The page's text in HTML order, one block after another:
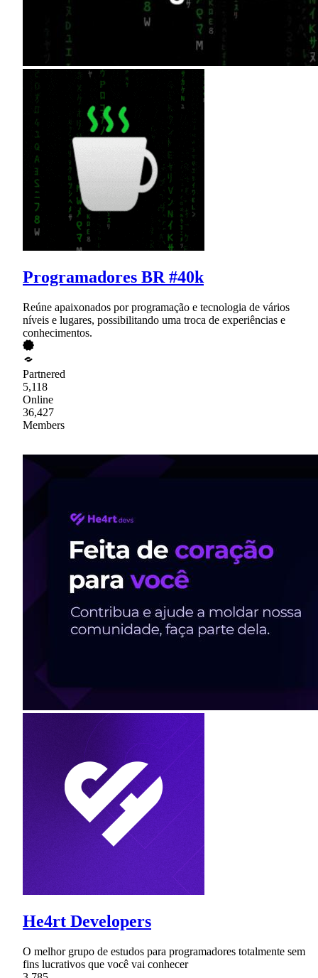
Programadores BR #40k
Reúne apaixonados por programação e tecnologia de vários
níveis e lugares, possibilitando uma troca de experiências e
conhecimentos.
Partnered
5,118
Online
36,427
Members
He4rt Developers
O melhor grupo de estudos para programadores totalmente sem
fins lucrativos que você vai conhecer